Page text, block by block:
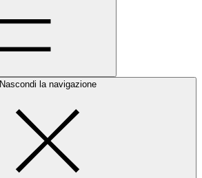
Nascondi la navigazione